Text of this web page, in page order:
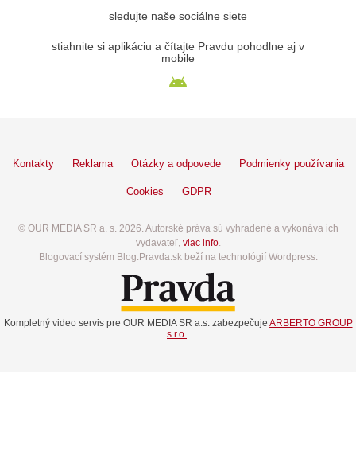
sledujte naše sociálne siete
stiahnite si aplikáciu a čítajte Pravdu pohodlne aj v
mobile
Kontakty Reklama Otázky a odpovede Podmienky používania
Cookies GDPR
© OUR MEDIA SR a. s. 2026. Autorské práva sú vyhradené a vykonáva ich
vydavateľ, viac info.
Blogovací systém Blog.Pravda.sk beží na technológií Wordpress.
Kompletný video servis pre OUR MEDIA SR a.s. zabezpečuje ARBERTO GROUP
s.r.o.